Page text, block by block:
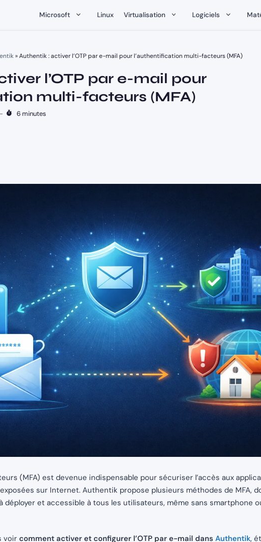
Microsoft Linux Virtualisation Logiciels
»Authentik : activer l’OTP par e-mail pour l’authentification multi-facteurs (MFA)
l’OTP par e-mail pour
multi-facteurs (MFA)
- 6 minutes
(MFA) est devenue indispensable pour sécuriser l’accès aux
sur Internet. Authentik propose plusieurs méthodes de MFA,
déployer et accessible à tous les utilisateurs, même sans smartphone
voir comment activer et configurer l’OTP par e-mail dans Authentik,